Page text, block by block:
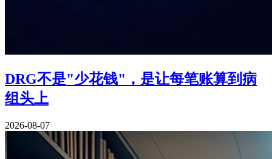
DRG不是"少花钱"，是让每笔账算到病
组头上
2026-08-07